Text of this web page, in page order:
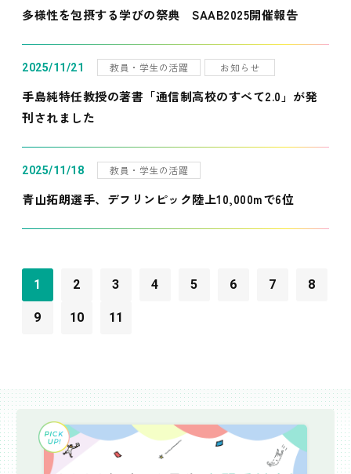
多様性を包摂する学びの祭典 SAAB2025開催報告
2025/11/21 教員・学生の活躍 お知らせ
手島純特任教授の著書「通信制高校のすべて2.0」が発
刊されました
2025/11/18 教員・学生の活躍
青山拓朗選手、デフリンピック陸上10,000mで6位
1 2 3 4 5 6 7 8
9 10 11